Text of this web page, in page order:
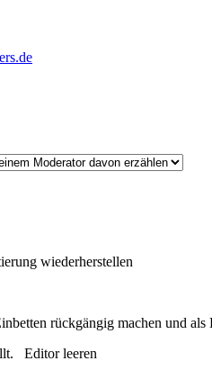
wiederherstellen
rückgängig machen und als
Editor leeren